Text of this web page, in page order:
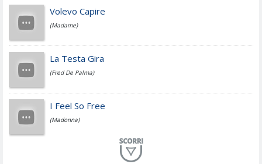
Jovanotti
Fedez
Simone Cristicchi
Volevo Capire
(Madame)
La Testa Gira
(Fred De Palma)
I Feel So Free
(Madonna)